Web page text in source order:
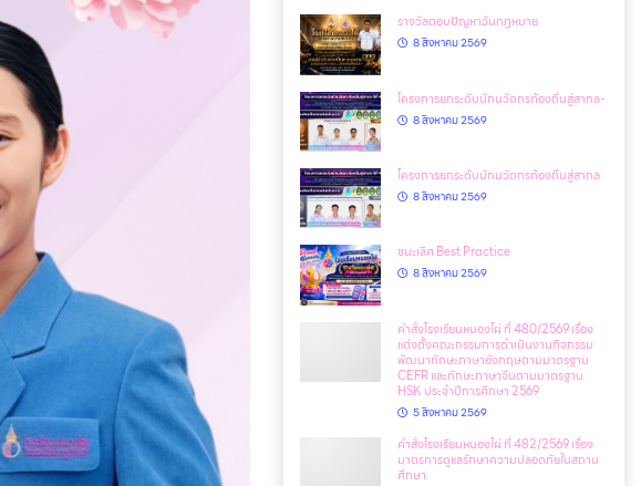
รางวัลตอบปัญหาวันกฎหมาย
8 สิงหาคม 2569
โครงการยกระดับนักนวัตกรท้องถิ่นสู่สากล-
8 สิงหาคม 2569
โครงการยกระดับนักนวัตกรท้องถิ่นสู่สากล
8 สิงหาคม 2569
ชนะเลิศ Best Practice
8 สิงหาคม 2569
คำสั่งโรงเรียนหนองไผ่ ที่ 480/2569 เรื่อง
แต่งตั้งคณะกรรมการดำเนินงานกิจกรรม
พัฒนาทักษะภาษาอังกฤษตามมาตรฐาน
CEFR และทักษะภาษาจีนตามมาตรฐาน
HSK ประจำปีการศึกษา 2569
5 สิงหาคม 2569
คำสั่งโรงเรียนหนองไผ่ ที่ 482/2569 เรื่อง
มาตรการดูแลรักษาความปลอดภัยในสถาน
ศึกษา